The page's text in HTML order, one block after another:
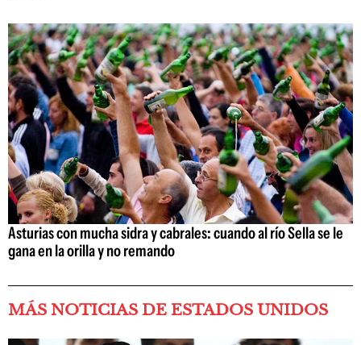
Asturias con mucha sidra y cabrales: cuando al río Sella se le
gana en la orilla y no remando
MÁS NOTICIAS DE ESTADOS UNIDOS